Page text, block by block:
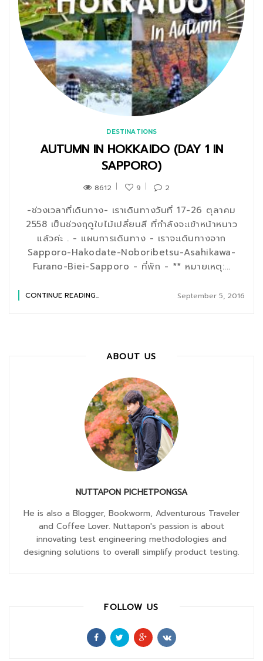
DESTINATIONS
AUTUMN IN HOKKAIDO (DAY 1 IN
SAPPORO)
8612 9 2
September 5, 2016
-ช่วงเวลาที่เดินทาง- เราเดินทางวันที่ 17-26 ตุลาคม
2558 เป็นช่วงฤดูใบไม้เปลี่ยนสี ที่กำลังจะเข้าหน้าหนาว
แล้วค่ะ . - แผนการเดินทาง - เราจะเดินทางจาก
Sapporo-Hakodate-Noboribetsu-Asahikawa-
Furano-Biei-Sapporo - ที่พัก - ** หมายเหตุ:...
CONTINUE READING...
ABOUT US
NUTTAPON PICHETPONGSA
He is also a Blogger, Bookworm, Adventurous Traveler
and Coffee Lover. Nuttapon's passion is about
innovating test engineering methodologies and
designing solutions to overall simplify product testing.
FOLLOW US